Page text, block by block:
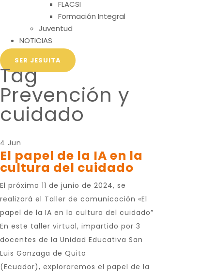
FLACSI
Formación Integral
Juventud
NOTICIAS
SER JESUITA
Tag
Prevención y
cuidado
4 Jun
El papel de la IA en la
cultura del cuidado
El próximo 11 de junio de 2024, se
realizará el Taller de comunicación «El
papel de la IA en la cultura del cuidado”
En este taller virtual, impartido por 3
docentes de la Unidad Educativa San
Luis Gonzaga de Quito
(Ecuador), exploraremos el papel de la